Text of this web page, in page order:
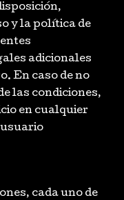
y la política de
adicionales
En caso de no
las condiciones,
en cualquier
usuario
cada uno de